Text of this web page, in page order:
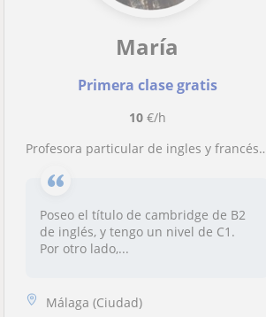
María
Primera clase gratis
10€/h
Profesora particular de ingles y francés a domicilio con experiencia
Poseo el título de cambridge de B2
de inglés, y tengo un nivel de C1.
Por otro lado,...
Málaga (Ciudad)